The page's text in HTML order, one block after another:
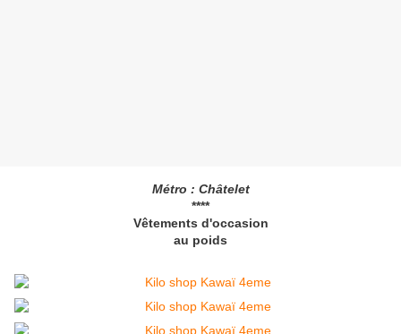
Métro : Châtelet
****
Vêtements d'occasion
au poids